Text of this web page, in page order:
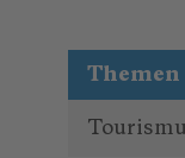
Themen